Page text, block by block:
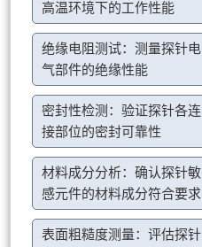
高温环境下的工作性能
绝缘电阻测试：测量探针电
气部件的绝缘性能
密封性检测：验证探针各连
接部位的密封可靠性
材料成分分析：确认探针敏
感元件的材料成分符合要求
表面粗糙度测量：评估探针